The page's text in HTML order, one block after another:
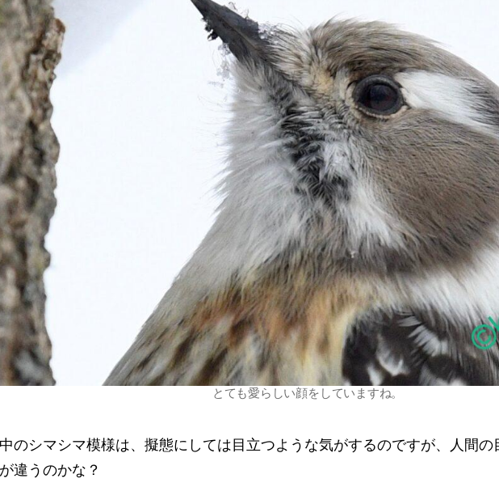
とても愛らしい顔をしていますね。
のシマシマ模様は、擬態にしては目立つような気がするのですが、人間の
違うのかな？